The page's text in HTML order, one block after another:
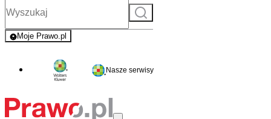
Szukaj
Moje Prawo.pl
- rejestracja i logowanie do serwisu
Nasze serwisy